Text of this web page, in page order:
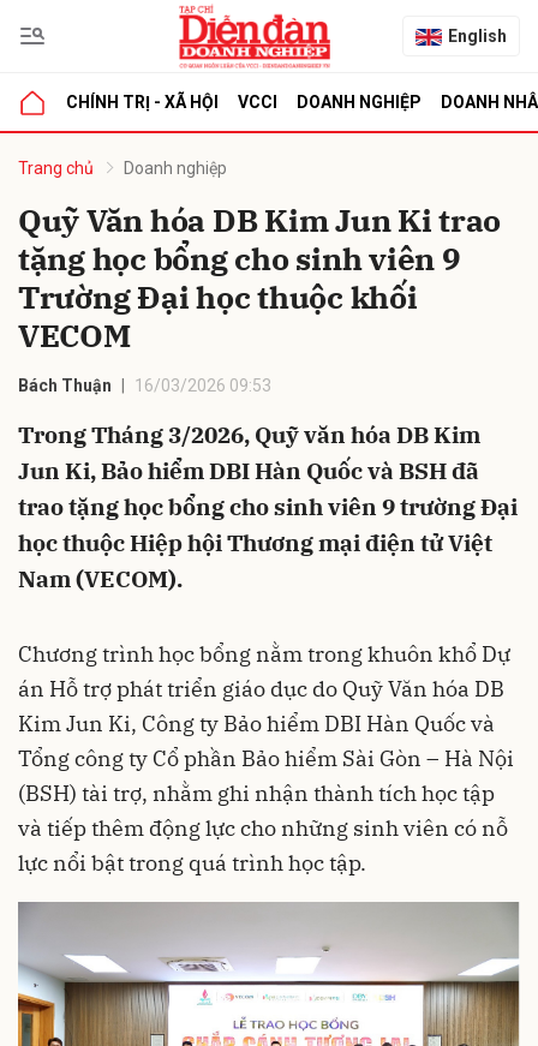
English
CHÍNH TRỊ - XÃ HỘI VCCI DOANH NGHIỆP DOANH
Trang chủ Doanh nghiệp
Quỹ Văn hóa DB Kim Jun Ki trao
tặng học bổng cho sinh viên 9
Trường Đại học thuộc khối
VECOM
Bách Thuận 16/03/2026 09:53
Trong Tháng 3/2026, Quỹ văn hóa DB Kim
Jun Ki, Bảo hiểm DBI Hàn Quốc và BSH đã
trao tặng học bổng cho sinh viên 9 trường Đại
học thuộc Hiệp hội Thương mại điện tử Việt
Nam (VECOM).
Chương trình học bổng nằm trong khuôn khổ Dự
án Hỗ trợ phát triển giáo dục do Quỹ Văn hóa DB
Kim Jun Ki, Công ty Bảo hiểm DBI Hàn Quốc và
Tổng công ty Cổ phần Bảo hiểm Sài Gòn – Hà Nội
(BSH) tài trợ, nhằm ghi nhận thành tích học tập
và tiếp thêm động lực cho những sinh viên có nỗ
lực nổi bật trong quá trình học tập.
luận